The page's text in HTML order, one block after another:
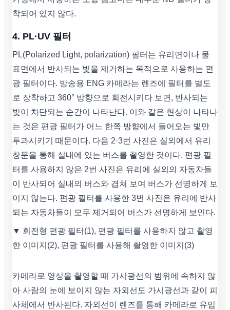
착되어 있지 않다.
4. PL·UV 필터
PL(Polarized Light, polarization) 필터는 유리면이나 물
표면에서 반사되는 빛을 제거하는 목적으로 사용하는 편
광 필터이다. 방송용 ENG 카메라는 렌즈에 필터를 별도
로 장착하고 360° 방향으로 회전시키다 보면, 반사되는
빛이 차단되는 순간이 나타난다. 이와 같은 현상이 나타나
는 것은 편광 필터가 어느 한쪽 방향에서 들어오는 빛만
투과시키기 때문이다. 다음 2·3번 사진은 실외에서 유리
창문을 통해 실내에 있는 버스를 촬영한 것이다. 편광 필
터를 사용하지 않은 2번 사진은 유리에 실외의 자동차들
이 반사되어 실내의 버스와 겹쳐 보여 버스가 선명하게 보
이지 않는다. 편광 필터를 사용한 3번 사진은 유리에 반사
되는 자동차들이 모두 제거되어 버스가 선명하게 보인다.
▼ 회전형 편광 필터(1), 편광 필터를 사용하지 않고 촬영
한 이미지(2), 편광 필터를 사용해 촬영한 이미지(3)
카메라로 영상을 촬영할 때 가시광선의 범위에 속하지 않
아 사람의 눈에 보이지 않는 자외선도 가시광선과 같이 피
사체에서 반사된다. 자외선이 렌즈를 통해 카메라로 유입